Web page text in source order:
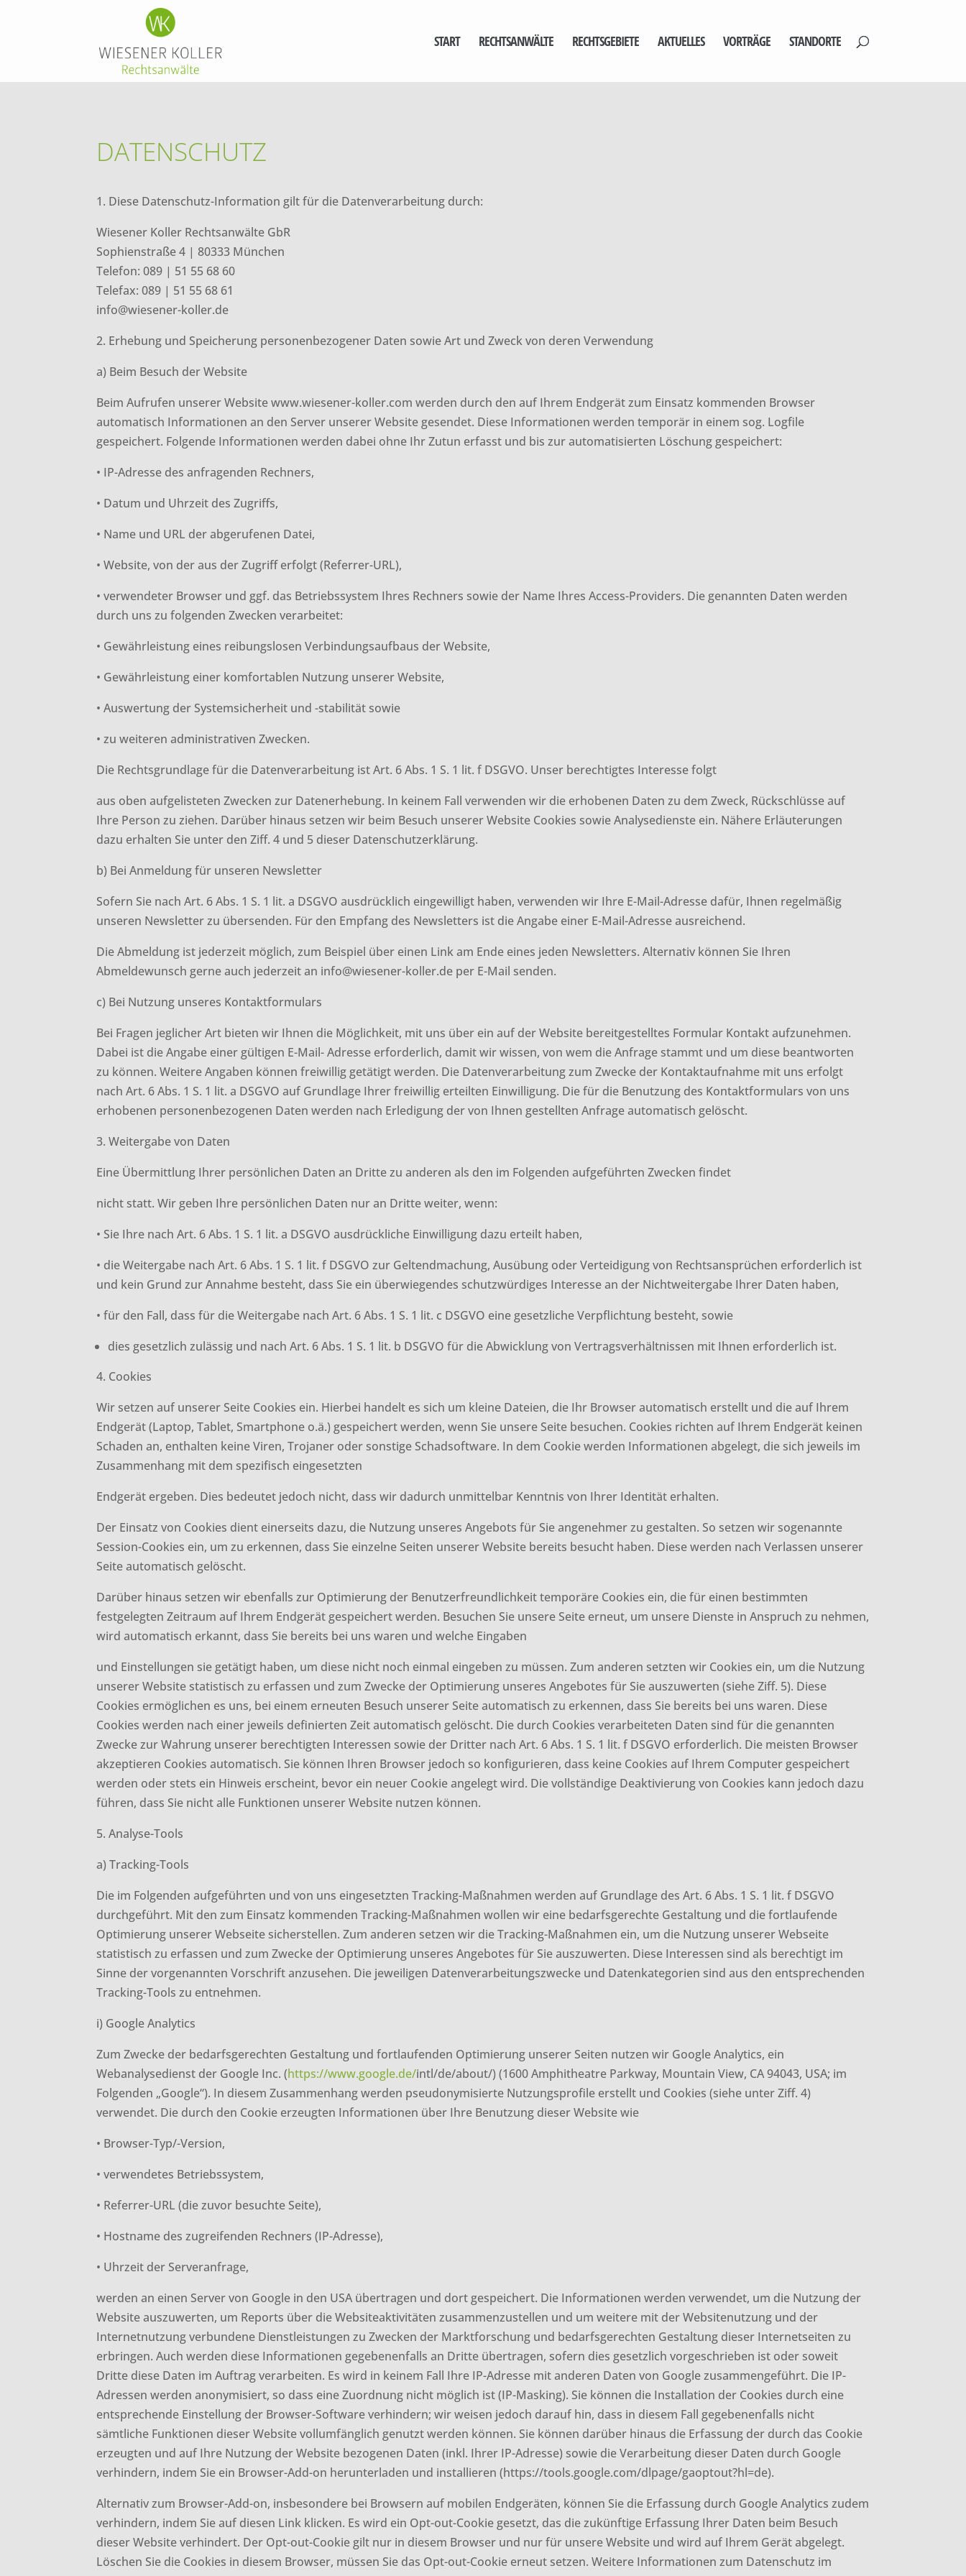
START RECHTSANWÄLTE RECHTSGEBIETE AKTUELLES VORTRÄGE STANDORTE
DATENSCHUTZ
1. Diese Datenschutz-Information gilt für die Datenverarbeitung durch:
Wiesener Koller Rechtsanwälte GbR
Sophienstraße 4 | 80333 München
Telefon: 089 | 51 55 68 60
Telefax: 089 | 51 55 68 61
info@wiesener-koller.de
2. Erhebung und Speicherung personenbezogener Daten sowie Art und Zweck von deren Verwendung
a) Beim Besuch der Website
Beim Aufrufen unserer Website www.wiesener-koller.com werden durch den auf Ihrem Endgerät zum Einsatz kommenden Browser
automatisch Informationen an den Server unserer Website gesendet. Diese Informationen werden temporär in einem sog. Logfile
gespeichert. Folgende Informationen werden dabei ohne Ihr Zutun erfasst und bis zur automatisierten Löschung gespeichert:
• IP-Adresse des anfragenden Rechners,
• Datum und Uhrzeit des Zugriffs,
• Name und URL der abgerufenen Datei,
• Website, von der aus der Zugriff erfolgt (Referrer-URL),
• verwendeter Browser und ggf. das Betriebssystem Ihres Rechners sowie der Name Ihres Access-Providers. Die genannten Daten werden
durch uns zu folgenden Zwecken verarbeitet:
• Gewährleistung eines reibungslosen Verbindungsaufbaus der Website,
• Gewährleistung einer komfortablen Nutzung unserer Website,
• Auswertung der Systemsicherheit und -stabilität sowie
• zu weiteren administrativen Zwecken.
Die Rechtsgrundlage für die Datenverarbeitung ist Art. 6 Abs. 1 S. 1 lit. f DSGVO. Unser berechtigtes Interesse folgt
aus oben aufgelisteten Zwecken zur Datenerhebung. In keinem Fall verwenden wir die erhobenen Daten zu dem Zweck, Rückschlüsse auf
Ihre Person zu ziehen. Darüber hinaus setzen wir beim Besuch unserer Website Cookies sowie Analysedienste ein. Nähere Erläuterungen
dazu erhalten Sie unter den Ziff. 4 und 5 dieser Datenschutzerklärung.
b) Bei Anmeldung für unseren Newsletter
Sofern Sie nach Art. 6 Abs. 1 S. 1 lit. a DSGVO ausdrücklich eingewilligt haben, verwenden wir Ihre E-Mail-Adresse dafür, Ihnen regelmäßig
unseren Newsletter zu übersenden. Für den Empfang des Newsletters ist die Angabe einer E-Mail-Adresse ausreichend.
Die Abmeldung ist jederzeit möglich, zum Beispiel über einen Link am Ende eines jeden Newsletters. Alternativ können Sie Ihren
Abmeldewunsch gerne auch jederzeit an info@wiesener-koller.de per E-Mail senden.
c) Bei Nutzung unseres Kontaktformulars
Bei Fragen jeglicher Art bieten wir Ihnen die Möglichkeit, mit uns über ein auf der Website bereitgestelltes Formular Kontakt aufzunehmen.
Dabei ist die Angabe einer gültigen E-Mail- Adresse erforderlich, damit wir wissen, von wem die Anfrage stammt und um diese beantworten
zu können. Weitere Angaben können freiwillig getätigt werden. Die Datenverarbeitung zum Zwecke der Kontaktaufnahme mit uns erfolgt
nach Art. 6 Abs. 1 S. 1 lit. a DSGVO auf Grundlage Ihrer freiwillig erteilten Einwilligung. Die für die Benutzung des Kontaktformulars von uns
erhobenen personenbezogenen Daten werden nach Erledigung der von Ihnen gestellten Anfrage automatisch gelöscht.
3. Weitergabe von Daten
Eine Übermittlung Ihrer persönlichen Daten an Dritte zu anderen als den im Folgenden aufgeführten Zwecken findet
nicht statt. Wir geben Ihre persönlichen Daten nur an Dritte weiter, wenn:
• Sie Ihre nach Art. 6 Abs. 1 S. 1 lit. a DSGVO ausdrückliche Einwilligung dazu erteilt haben,
• die Weitergabe nach Art. 6 Abs. 1 S. 1 lit. f DSGVO zur Geltendmachung, Ausübung oder Verteidigung von Rechtsansprüchen erforderlich ist
und kein Grund zur Annahme besteht, dass Sie ein überwiegendes schutzwürdiges Interesse an der Nichtweitergabe Ihrer Daten haben,
• für den Fall, dass für die Weitergabe nach Art. 6 Abs. 1 S. 1 lit. c DSGVO eine gesetzliche Verpflichtung besteht, sowie
dies gesetzlich zulässig und nach Art. 6 Abs. 1 S. 1 lit. b DSGVO für die Abwicklung von Vertragsverhältnissen mit Ihnen erforderlich ist.
4. Cookies
Wir setzen auf unserer Seite Cookies ein. Hierbei handelt es sich um kleine Dateien, die Ihr Browser automatisch erstellt und die auf Ihrem
Endgerät (Laptop, Tablet, Smartphone o.ä.) gespeichert werden, wenn Sie unsere Seite besuchen. Cookies richten auf Ihrem Endgerät keinen
Schaden an, enthalten keine Viren, Trojaner oder sonstige Schadsoftware. In dem Cookie werden Informationen abgelegt, die sich jeweils im
Zusammenhang mit dem spezifisch eingesetzten
Endgerät ergeben. Dies bedeutet jedoch nicht, dass wir dadurch unmittelbar Kenntnis von Ihrer Identität erhalten.
Der Einsatz von Cookies dient einerseits dazu, die Nutzung unseres Angebots für Sie angenehmer zu gestalten. So setzen wir sogenannte
Session-Cookies ein, um zu erkennen, dass Sie einzelne Seiten unserer Website bereits besucht haben. Diese werden nach Verlassen unserer
Seite automatisch gelöscht.
Darüber hinaus setzen wir ebenfalls zur Optimierung der Benutzerfreundlichkeit temporäre Cookies ein, die für einen bestimmten
festgelegten Zeitraum auf Ihrem Endgerät gespeichert werden. Besuchen Sie unsere Seite erneut, um unsere Dienste in Anspruch zu nehmen,
wird automatisch erkannt, dass Sie bereits bei uns waren und welche Eingaben
und Einstellungen sie getätigt haben, um diese nicht noch einmal eingeben zu müssen. Zum anderen setzten wir Cookies ein, um die Nutzung
unserer Website statistisch zu erfassen und zum Zwecke der Optimierung unseres Angebotes für Sie auszuwerten (siehe Ziff. 5). Diese
Cookies ermöglichen es uns, bei einem erneuten Besuch unserer Seite automatisch zu erkennen, dass Sie bereits bei uns waren. Diese
Cookies werden nach einer jeweils definierten Zeit automatisch gelöscht. Die durch Cookies verarbeiteten Daten sind für die genannten
Zwecke zur Wahrung unserer berechtigten Interessen sowie der Dritter nach Art. 6 Abs. 1 S. 1 lit. f DSGVO erforderlich. Die meisten Browser
akzeptieren Cookies automatisch. Sie können Ihren Browser jedoch so konfigurieren, dass keine Cookies auf Ihrem Computer gespeichert
werden oder stets ein Hinweis erscheint, bevor ein neuer Cookie angelegt wird. Die vollständige Deaktivierung von Cookies kann jedoch dazu
führen, dass Sie nicht alle Funktionen unserer Website nutzen können.
5. Analyse-Tools
a) Tracking-Tools
Die im Folgenden aufgeführten und von uns eingesetzten Tracking-Maßnahmen werden auf Grundlage des Art. 6 Abs. 1 S. 1 lit. f DSGVO
durchgeführt. Mit den zum Einsatz kommenden Tracking-Maßnahmen wollen wir eine bedarfsgerechte Gestaltung und die fortlaufende
Optimierung unserer Webseite sicherstellen. Zum anderen setzen wir die Tracking-Maßnahmen ein, um die Nutzung unserer Webseite
statistisch zu erfassen und zum Zwecke der Optimierung unseres Angebotes für Sie auszuwerten. Diese Interessen sind als berechtigt im
Sinne der vorgenannten Vorschrift anzusehen. Die jeweiligen Datenverarbeitungszwecke und Datenkategorien sind aus den entsprechenden
Tracking-Tools zu entnehmen.
i) Google Analytics
Zum Zwecke der bedarfsgerechten Gestaltung und fortlaufenden Optimierung unserer Seiten nutzen wir Google Analytics, ein
Webanalysedienst der Google Inc. (https://www.google.de/intl/de/about/) (1600 Amphitheatre Parkway, Mountain View, CA 94043, USA; im
Folgenden „Google“). In diesem Zusammenhang werden pseudonymisierte Nutzungsprofile erstellt und Cookies (siehe unter Ziff. 4)
verwendet. Die durch den Cookie erzeugten Informationen über Ihre Benutzung dieser Website wie
• Browser-Typ/-Version,
• verwendetes Betriebssystem,
• Referrer-URL (die zuvor besuchte Seite),
• Hostname des zugreifenden Rechners (IP-Adresse),
• Uhrzeit der Serveranfrage,
werden an einen Server von Google in den USA übertragen und dort gespeichert. Die Informationen werden verwendet, um die Nutzung der
Website auszuwerten, um Reports über die Websiteaktivitäten zusammenzustellen und um weitere mit der Websitenutzung und der
Internetnutzung verbundene Dienstleistungen zu Zwecken der Marktforschung und bedarfsgerechten Gestaltung dieser Internetseiten zu
erbringen. Auch werden diese Informationen gegebenenfalls an Dritte übertragen, sofern dies gesetzlich vorgeschrieben ist oder soweit
Dritte diese Daten im Auftrag verarbeiten. Es wird in keinem Fall Ihre IP-Adresse mit anderen Daten von Google zusammengeführt. Die IP-
Adressen werden anonymisiert, so dass eine Zuordnung nicht möglich ist (IP-Masking). Sie können die Installation der Cookies durch eine
entsprechende Einstellung der Browser-Software verhindern; wir weisen jedoch darauf hin, dass in diesem Fall gegebenenfalls nicht
sämtliche Funktionen dieser Website vollumfänglich genutzt werden können. Sie können darüber hinaus die Erfassung der durch das Cookie
erzeugten und auf Ihre Nutzung der Website bezogenen Daten (inkl. Ihrer IP-Adresse) sowie die Verarbeitung dieser Daten durch Google
verhindern, indem Sie ein Browser-Add-on herunterladen und installieren (https://tools.google.com/dlpage/gaoptout?hl=de).
Alternativ zum Browser-Add-on, insbesondere bei Browsern auf mobilen Endgeräten, können Sie die Erfassung durch Google Analytics zudem
verhindern, indem Sie auf diesen Link klicken. Es wird ein Opt-out-Cookie gesetzt, das die zukünftige Erfassung Ihrer Daten beim Besuch
dieser Website verhindert. Der Opt-out-Cookie gilt nur in diesem Browser und nur für unsere Website und wird auf Ihrem Gerät abgelegt.
Löschen Sie die Cookies in diesem Browser, müssen Sie das Opt-out-Cookie erneut setzen. Weitere Informationen zum Datenschutz im